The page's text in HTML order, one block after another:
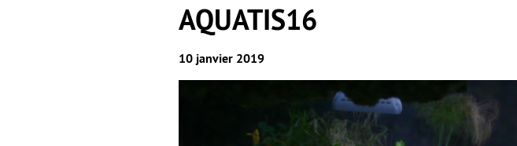
AQUATIS16
10 janvier 2019